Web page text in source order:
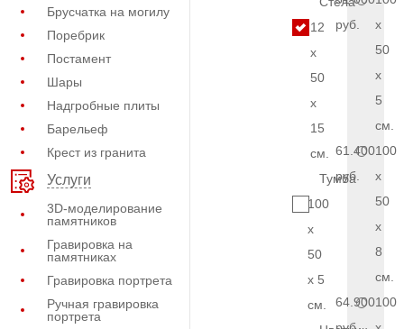
Брусчатка на могилу
Поребрик
Постамент
Шары
Надгробные плиты
Барельеф
Крест из гранита
Услуги
3D-моделирование
памятников
Гравировка на
памятниках
Гравировка портрета
Ручная гравировка
портрета
12
x
50
x
15
см.
Тумба
100
x
50
x 5
см.
руб.
x
50
x
5
см.
61.400
руб.
100
x
50
x
8
см.
64.900100